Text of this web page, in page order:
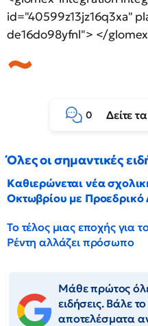
id="40599z13jz16q3xa"
de16do98yfnl"> </
0 Δείτε
Όλες οι σημαντικές
Καθιερώνεται νέα
Οκτωβρίου με Προεδρικό
Το τέλος μιας εποχής για
Ρέντη αλλάζει πρόσωπο
Μάθε πρώτος
ειδήσεις. Βάλε
αποτελέσματα